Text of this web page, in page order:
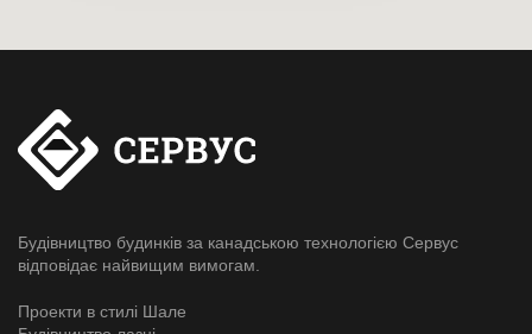
Будівництво будинків за канадською технологією Сервус
відповідає найвищим вимогам.
Проекти в стилі Шале